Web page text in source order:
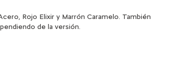
Rojo Elixir y Marrón Caramelo. También
de la versión.